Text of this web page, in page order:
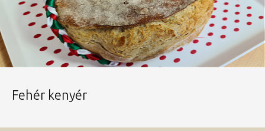
Fehér kenyér